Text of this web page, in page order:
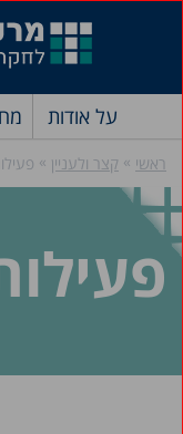
על אודות
ראשי » קצר ולעניין »